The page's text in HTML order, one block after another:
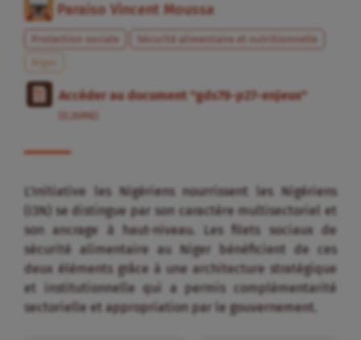
Paraiso Vincent Moussa
Protection sociale
Sécurité alimentaire et nutritionnelle
Niger
Accéder au document "gds79-p27-enjeux"
(0.26MB)
L’Initiative les Nigériens nourrissent les Nigériens
(I3N) se distingue par son caractère multisectoriel et
son ancrage à haut-niveau. Les filets sociaux de
sécurité alimentaire au Niger bénéficient de ces
deux éléments grâce à une architecture stratégique
et institutionnelle qui a permis complémentarité
sectorielle et appropriation par le gouvernement.